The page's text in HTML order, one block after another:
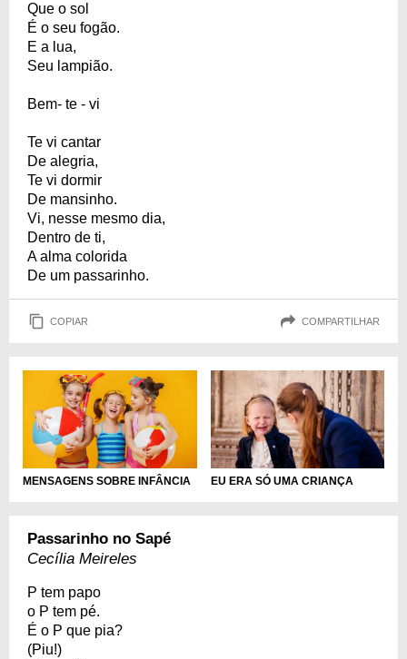
Que o sol
É o seu fogão.
E a lua,
Seu lampião.
Bem- te - vi
Te vi cantar
De alegria,
Te vi dormir
De mansinho.
Vi, nesse mesmo dia,
Dentro de ti,
A alma colorida
De um passarinho.
COPIAR COMPARTILHAR
MENSAGENS SOBRE INFÂNCIA EU ERA SÓ UMA CRIANÇA
Passarinho no Sapé
Cecília Meireles
P tem papo
o P tem pé.
É o P que pia?
(Piu!)